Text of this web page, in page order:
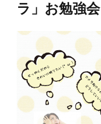
ラ」お勉強会